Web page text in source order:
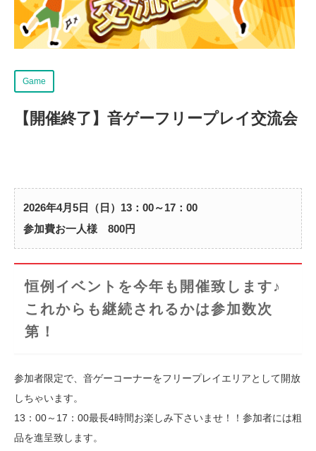
Game
【開催終了】 音ゲーフリープレイ交流会
2026年4月5日（日）13：00～17：00
参加費お一人様 800円
恒例イベントを今年も開催致します♪
これからも継続されるかは参加数次
第！
参加者限定で、音ゲーコーナーをフリープレイエリアとして開放
しちゃいます。
13：00～17：00最長4時間お楽しみ下さいませ！！参加者には粗
品を進呈致します。